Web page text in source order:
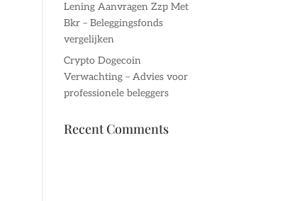
Lening Aanvragen Zzp Met
Bkr – Beleggingsfonds
vergelijken
Crypto Dogecoin
Verwachting – Advies voor
professionele beleggers
Recent Comments